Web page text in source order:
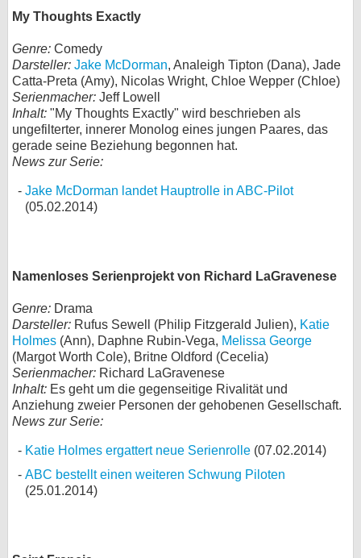
My Thoughts Exactly
Genre: Comedy
Darsteller: Jake McDorman, Analeigh Tipton (Dana), Jade
Catta-Preta (Amy), Nicolas Wright, Chloe Wepper (Chloe)
Serienmacher: Jeff Lowell
Inhalt: "My Thoughts Exactly" wird beschrieben als
ungefilterter, innerer Monolog eines jungen Paares, das
gerade seine Beziehung begonnen hat.
News zur Serie:
Jake McDorman landet Hauptrolle in ABC-Pilot
(05.02.2014)
Namenloses Serienprojekt von Richard LaGravenese
Genre: Drama
Darsteller: Rufus Sewell (Philip Fitzgerald Julien), Katie
Holmes (Ann), Daphne Rubin-Vega, Melissa George
(Margot Worth Cole), Britne Oldford (Cecelia)
Serienmacher: Richard LaGravenese
Inhalt: Es geht um die gegenseitige Rivalität und
Anziehung zweier Personen der gehobenen Gesellschaft.
News zur Serie:
Katie Holmes ergattert neue Serienrolle (07.02.2014)
ABC bestellt einen weiteren Schwung Piloten
(25.01.2014)